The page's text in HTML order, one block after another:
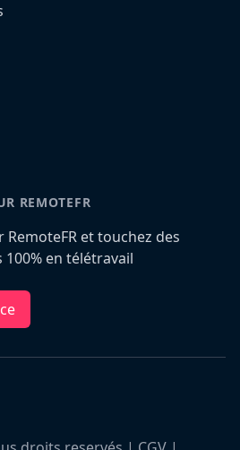
REMOTEFR
et touchez des
en télétravail